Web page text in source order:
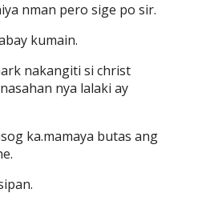
nman pero sige po sir.
kumain.
nakangiti si christ
nya lalaki ay
ka.mamaya butas ang